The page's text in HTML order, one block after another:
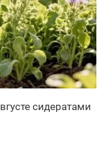
сидератами